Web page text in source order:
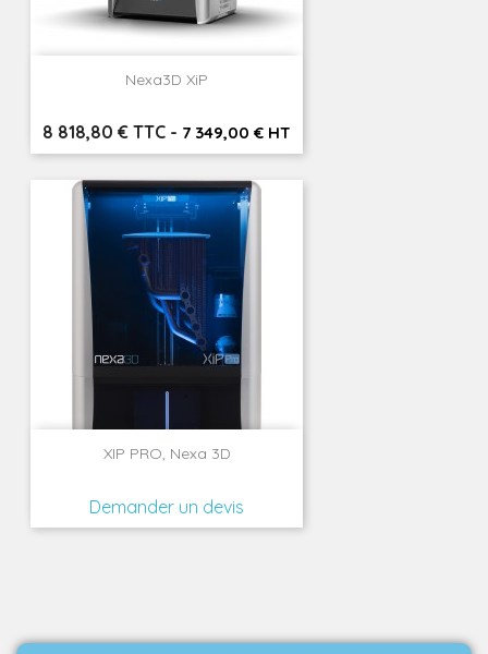
Nexa3D XiP
Prix
8 818,80 € TTC - 7 349,00 € HT
XIP PRO, Nexa 3D
Demander un devis